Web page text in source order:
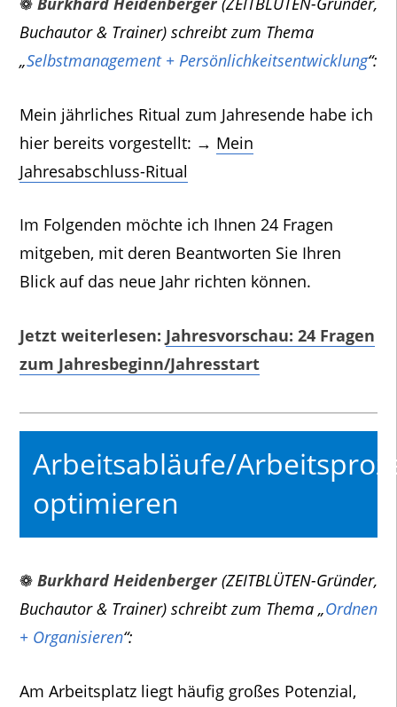
Buchautor & Trainer) schreibt zum Thema
„Selbstmanagement + Persönlichkeitsentwicklung“:
Mein jährliches Ritual zum Jahresende habe ich
hier bereits vorgestellt: → Mein
Jahresabschluss-Ritual
Im Folgenden möchte ich Ihnen 24 Fragen
mitgeben, mit deren Beantworten Sie Ihren
Blick auf das neue Jahr richten können.
Jetzt weiterlesen: Jahresvorschau: 24 Fragen
zum Jahresbeginn/Jahresstart
Arbeitsabläufe/
optimieren
❁ Burkhard Heidenberger(ZEITBLÜTEN-Gründer,
Buchautor & Trainer) schreibt zum Thema „Ordnen
+ Organisieren“:
Am Arbeitsplatz liegt häufig großes Potenzial,